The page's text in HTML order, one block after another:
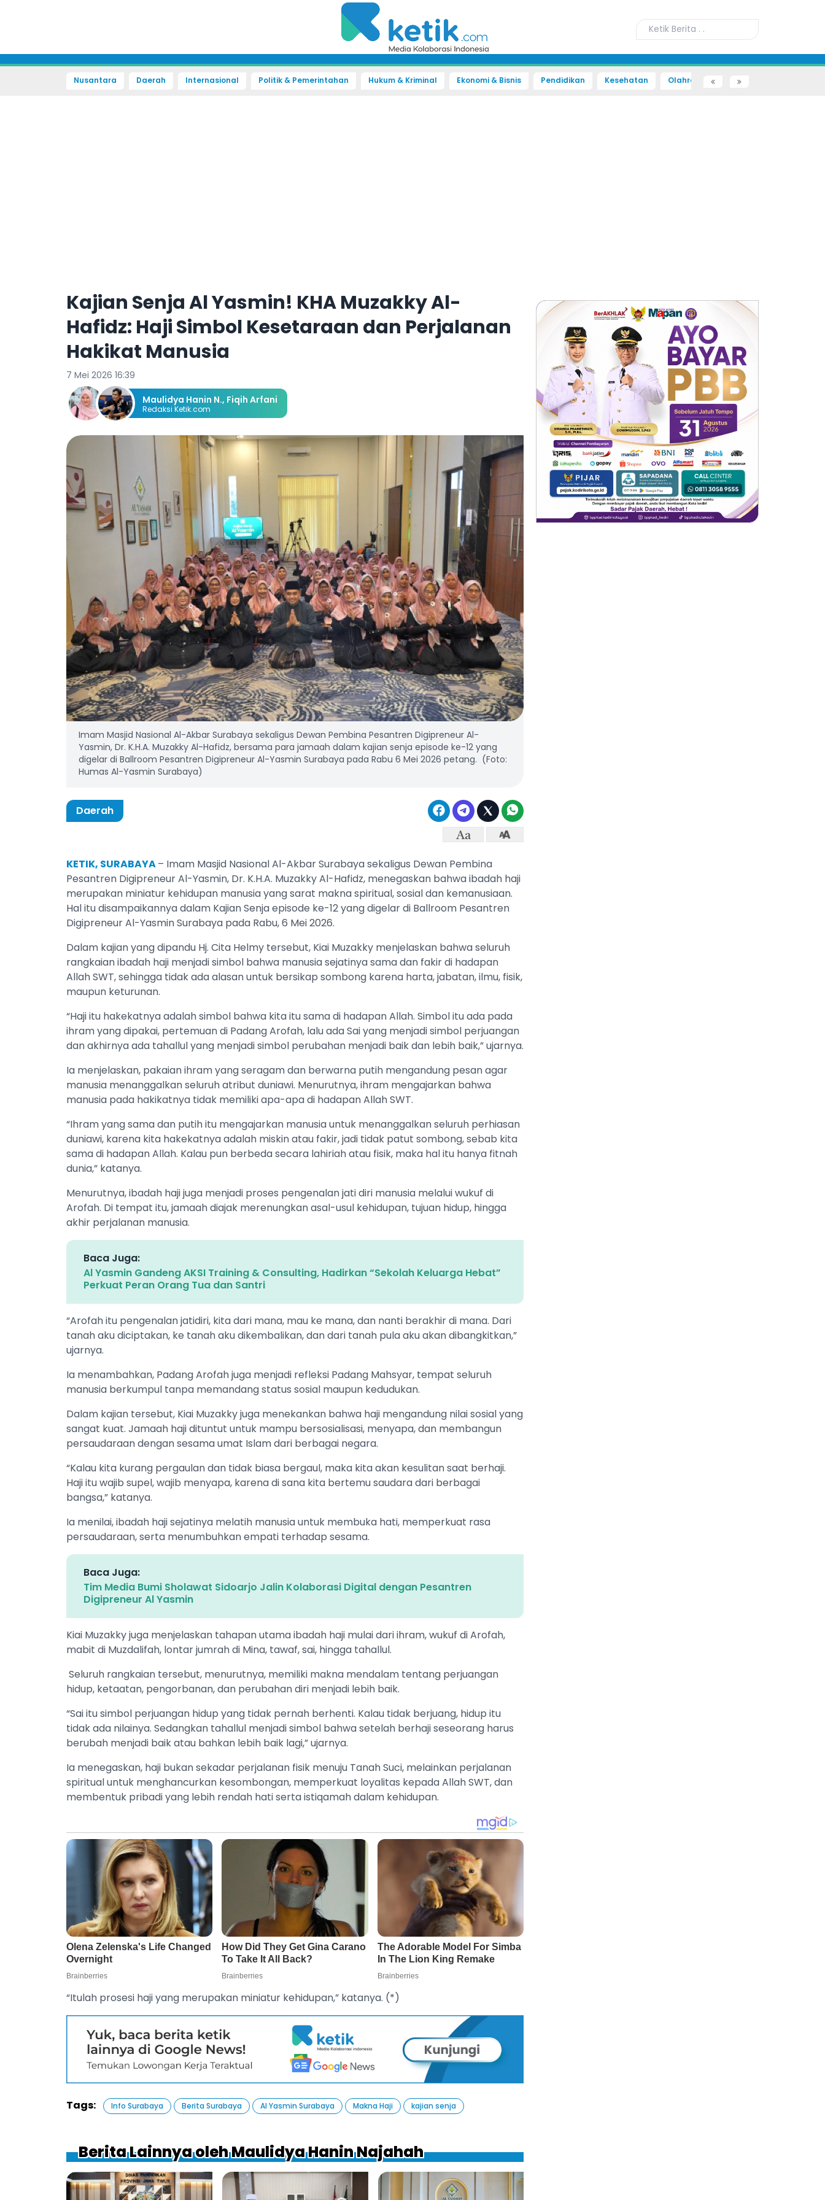
Nusantara Daerah Internasional Politik & Pemerintahan Hukum & Kriminal Ekonomi & Bisnis Pendidikan Kesehatan Olahraga Sains dan Teknologi
Kajian Senja Al Yasmin! KHA Muzakky Al-
Hafidz: Haji Simbol Kesetaraan dan Perjalanan
Hakikat Manusia
7 Mei 2026 16:39
Maulidya Hanin N., Fiqih Arfani
Redaksi Ketik.com
Imam Masjid Nasional Al-Akbar Surabaya sekaligus Dewan Pembina Pesantren Digipreneur Al-
Yasmin, Dr. K.H.A. Muzakky Al-Hafidz, bersama para jamaah dalam kajian senja episode ke-12 yang
digelar di Ballroom Pesantren Digipreneur Al-Yasmin Surabaya pada Rabu 6 Mei 2026 petang. (Foto:
Humas Al-Yasmin Surabaya)
Daerah
KETIK, SURABAYA– Imam Masjid Nasional Al-Akbar Surabaya sekaligus Dewan Pembina
Pesantren Digipreneur Al-Yasmin, Dr. K.H.A. Muzakky Al-Hafidz, menegaskan bahwa ibadah haji
merupakan miniatur kehidupan manusia yang sarat makna spiritual, sosial dan kemanusiaan.
Hal itu disampaikannya dalam Kajian Senja episode ke-12 yang digelar di Ballroom Pesantren
Digipreneur Al-Yasmin Surabaya pada Rabu, 6 Mei 2026.
Dalam kajian yang dipandu Hj. Cita Helmy tersebut, Kiai Muzakky menjelaskan bahwa seluruh
rangkaian ibadah haji menjadi simbol bahwa manusia sejatinya sama dan fakir di hadapan
Allah SWT, sehingga tidak ada alasan untuk bersikap sombong karena harta, jabatan, ilmu, fisik,
maupun keturunan.
“Haji itu hakekatnya adalah simbol bahwa kita itu sama di hadapan Allah. Simbol itu ada pada
ihram yang dipakai, pertemuan di Padang Arofah, lalu ada Sai yang menjadi simbol perjuangan
dan akhirnya ada tahallul yang menjadi simbol perubahan menjadi baik dan lebih baik,” ujarnya.
Ia menjelaskan, pakaian ihram yang seragam dan berwarna putih mengandung pesan agar
manusia menanggalkan seluruh atribut duniawi. Menurutnya, ihram mengajarkan bahwa
manusia pada hakikatnya tidak memiliki apa-apa di hadapan Allah SWT.
“Ihram yang sama dan putih itu mengajarkan manusia untuk menanggalkan seluruh perhiasan
duniawi, karena kita hakekatnya adalah miskin atau fakir, jadi tidak patut sombong, sebab kita
sama di hadapan Allah. Kalau pun berbeda secara lahiriah atau fisik, maka hal itu hanya fitnah
dunia,” katanya.
Menurutnya, ibadah haji juga menjadi proses pengenalan jati diri manusia melalui wukuf di
Arofah. Di tempat itu, jamaah diajak merenungkan asal-usul kehidupan, tujuan hidup, hingga
akhir perjalanan manusia.
Baca Juga:
Al Yasmin Gandeng AKSI Training & Consulting, Hadirkan “Sekolah Keluarga Hebat”
Perkuat Peran Orang Tua dan Santri
“Arofah itu pengenalan jatidiri, kita dari mana, mau ke mana, dan nanti berakhir di mana. Dari
tanah aku diciptakan, ke tanah aku dikembalikan, dan dari tanah pula aku akan dibangkitkan,”
ujarnya.
Ia menambahkan, Padang Arofah juga menjadi refleksi Padang Mahsyar, tempat seluruh
manusia berkumpul tanpa memandang status sosial maupun kedudukan.
Dalam kajian tersebut, Kiai Muzakky juga menekankan bahwa haji mengandung nilai sosial yang
sangat kuat. Jamaah haji dituntut untuk mampu bersosialisasi, menyapa, dan membangun
persaudaraan dengan sesama umat Islam dari berbagai negara.
“Kalau kita kurang pergaulan dan tidak biasa bergaul, maka kita akan kesulitan saat berhaji.
Haji itu wajib supel, wajib menyapa, karena di sana kita bertemu saudara dari berbagai
bangsa,” katanya.
Ia menilai, ibadah haji sejatinya melatih manusia untuk membuka hati, memperkuat rasa
persaudaraan, serta menumbuhkan empati terhadap sesama.
Baca Juga:
Tim Media Bumi Sholawat Sidoarjo Jalin Kolaborasi Digital dengan Pesantren
Digipreneur Al Yasmin
Kiai Muzakky juga menjelaskan tahapan utama ibadah haji mulai dari ihram, wukuf di Arofah,
mabit di Muzdalifah, lontar jumrah di Mina, tawaf, sai, hingga tahallul.
Seluruh rangkaian tersebut, menurutnya, memiliki makna mendalam tentang perjuangan
hidup, ketaatan, pengorbanan, dan perubahan diri menjadi lebih baik.
“Sai itu simbol perjuangan hidup yang tidak pernah berhenti. Kalau tidak berjuang, hidup itu
tidak ada nilainya. Sedangkan tahallul menjadi simbol bahwa setelah berhaji seseorang harus
berubah menjadi baik atau bahkan lebih baik lagi,” ujarnya.
Ia menegaskan, haji bukan sekadar perjalanan fisik menuju Tanah Suci, melainkan perjalanan
spiritual untuk menghancurkan kesombongan, memperkuat loyalitas kepada Allah SWT, dan
membentuk pribadi yang lebih rendah hati serta istiqamah dalam kehidupan.
“Itulah prosesi haji yang merupakan miniatur kehidupan,” katanya. (*)
Tags: Info Surabaya Berita Surabaya Al Yasmin Surabaya Makna Haji kajian senja
Berita Lainnya oleh Maulidya Hanin Najahah